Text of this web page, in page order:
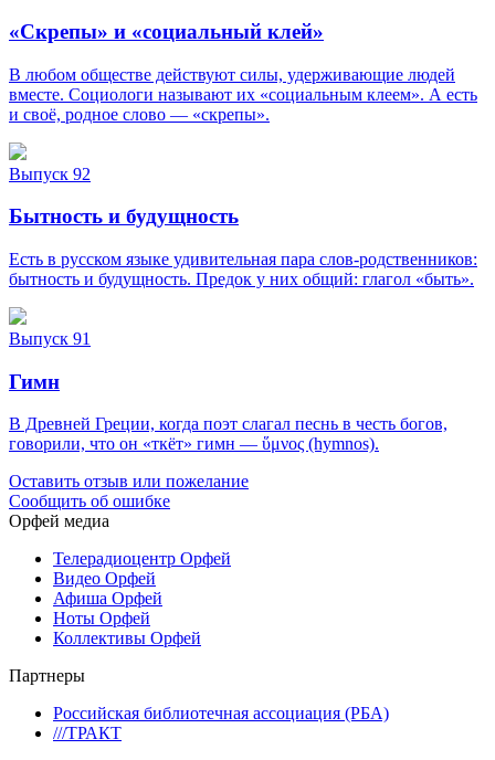
«Скрепы» и «социальный клей»
В любом обществе действуют силы, удерживающие людей
вместе. Социологи называют их «социальным клеем». А есть
и своё, родное слово — «скрепы».
Выпуск 92
Бытность и будущность
Есть в русском языке удивительная пара слов-родственников:
бытность и будущность. Предок у них общий: глагол «быть».
Выпуск 91
Гимн
В Древней Греции, когда поэт слагал песнь в честь богов,
говорили, что он «ткёт» гимн — ὕμνος (hymnos).
Оставить отзыв или пожелание
Сообщить об ошибке
Орфей медиа
Телерадиоцентр Орфей
Видео Орфей
Афиша Орфей
Ноты Орфей
Коллективы Орфей
Партнеры
Российская библиотечная ассоциация (РБА)
///ТРАКТ